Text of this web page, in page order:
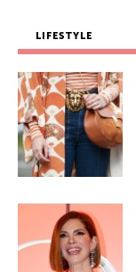
LIFESTYLE